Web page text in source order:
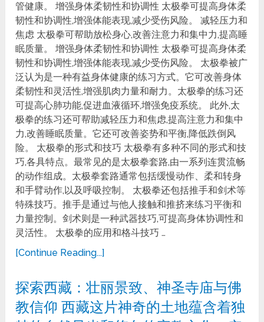
管健康。 增强身体柔韧性和协调性 太极拳可提高身体柔
韧性和协调性,增强体能表现,减少受伤风险。 减轻压力和
焦虑 太极拳可帮助放松身心,改善注意力和集中力,提高睡
眠质量。 增强身体柔韧性和协调性 太极拳可提高身体柔
韧性和协调性,增强体能表现,减少受伤风险。 太极拳被广
泛认为是一种有益身体健康的练习方式。它可改善身体
柔韧性和灵活性,增强肌肉力量和耐力。太极拳的练习还
可提高心肺功能,促进血液循环,增强免疫系统。 此外,太
极拳的练习还可帮助减轻压力和焦虑,提高注意力和集中
力,改善睡眠质量。它还可改善姿势和平衡,降低跌倒风
险。 太极拳的形式和技巧 太极拳有多种不同的形式和技
巧,各具特点。最常见的是太极拳套路,由一系列连贯流畅
的动作组成。太极拳套路通常包括缓慢动作、柔和转身
和手臂动作,以及呼吸控制。 太极拳还包括推手和剑术等
特殊技巧。推手是通过与他人接触和推挤来练习平衡和
力量控制。剑术则是一种武器技巧,可提高身体协调性和
灵活性。 太极拳的应用和格斗技巧 …
[Continue Reading...]
探索西藏：壮丽景致、神圣寺庙与佛
教信仰 西藏这片神奇的土地蕴含着独